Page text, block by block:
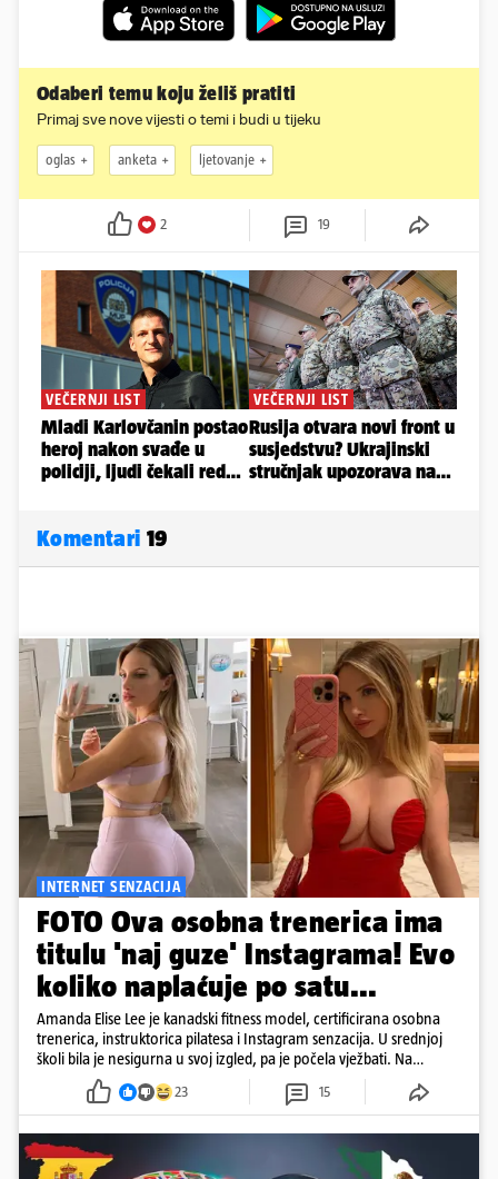
Odaberi temu koju želiš pratiti
Primaj sve nove vijesti o temi i budi u tijeku
oglas anketa ljetovanje
2 19
Komentari 19
INTERNET SENZACIJA
FOTO Ova osobna trenerica ima
titulu 'naj guze' Instagrama! Evo
koliko naplaćuje po satu...
Amanda Elise Lee je kanadski fitness model, certificirana osobna
trenerica, instruktorica pilatesa i Instagram senzacija. U srednjoj
školi bila je nesigurna u svoj izgled, pa je počela vježbati. Na
Instagramu je prati više od deset milijuna ljudi, a posebno je
poznata po vježbama za oblikovanje stražnjice. Njezinu 'pozadinu'
razni su mediji znali proglašavati i najboljom na Instagramu...
23 15